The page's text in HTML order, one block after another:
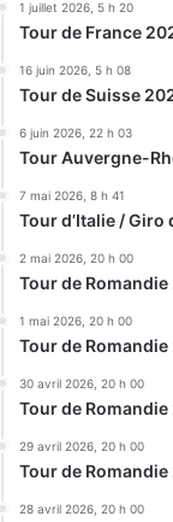
1 juillet 2026, 5 h 20
Tour de France
16 juin 2026, 5 h 08
Tour de Suisse
6 juin 2026, 22 h 03
Tour Auvergne-
7 mai 2026, 8 h 41
Tour d’Italie / Giro
2 mai 2026, 20 h 00
Tour de
1 mai 2026, 20 h 00
Tour de
30 avril 2026, 20 h 00
Tour de
29 avril 2026, 20 h 00
Tour de
28 avril 2026, 20 h 00